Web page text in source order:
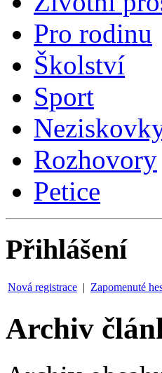
Pro rodinu
Školství
Sport
Rozhovory
Petice
Přihlášení
Nová registrace | Zapomenuté
Archiv